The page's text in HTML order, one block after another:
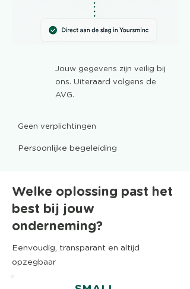
Jouw gegevens zijn veilig bij
ons. Uiteraard volgens de
AVG.
Geen verplichtingen
Persoonlijke begeleiding
Welke oplossing past het
best bij jouw
onderneming?
Eenvoudig, transparant en altijd
opzegbaar